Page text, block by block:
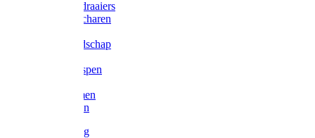
Schroevendraaiers
Tangen / Scharen
Meetgereedschap
Vijlen / Raspen
Lijmklemmen
Waterpassen
Bouwbeslag